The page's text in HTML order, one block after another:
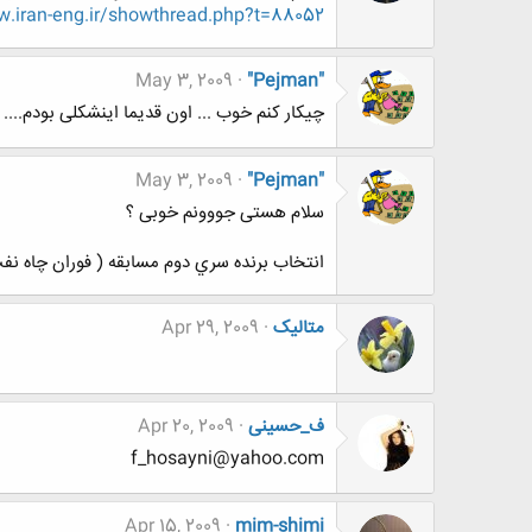
eng.ir/showthread.php?t=88052
"Pejman"
May 3, 2009
چیکار کنم خوب ... اون قدیما اینشکلی بودم....
"Pejman"
May 3, 2009
سلام هستی جووونم خوبی ؟
انتخاب برنده سري دوم مسابقه ( فوران چاه
متالیک Apr 29, 2009
ف_حسینی Apr 20, 2009
f_hosayni@yahoo.com